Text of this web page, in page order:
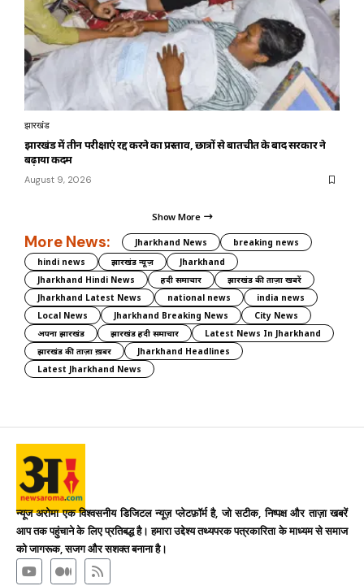
झारखंड
झारखंड में तीन परीक्षाएं रद्द करने का प्रस्ताव, छात्रों से बातचीत के बाद सरकार ने
बढ़ाया कदम
August 9, 2026
Show More
More News: Jharkhand News
breaking news
hindi news
झारखंड न्यूज़
Jharkhand
Jharkhand Hindi News
हिंदी समाचार
झारखंड की ताज़ा खबरें
Jharkhand Latest News
national news
india news
Local News
Jharkhand Breaking News
City News
अपना झारखंड
झारखंड हिंदी समाचार
Latest News In Jharkhand
झारखंड की ताज़ा ख़बर
Jharkhand Headlines
Latest Jharkhand News
न्यूज अरोमा एक विश्वसनीय डिजिटल न्यूज़ प्लेटफ़ॉर्म है, जो सटीक, निष्पक्ष और ताज़ा खबरें
आप तक पहुंचाने के लिए प्रतिबद्ध है। हमारा उद्देश्य तथ्यपरक पत्रकारिता के माध्यम से समाज
को जागरूक, सजग और सशक्त बनाना है।